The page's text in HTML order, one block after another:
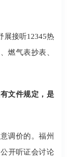
接听12345热
燃气表抄表、
文件规定，是
调价的。福州
开听证会讨论